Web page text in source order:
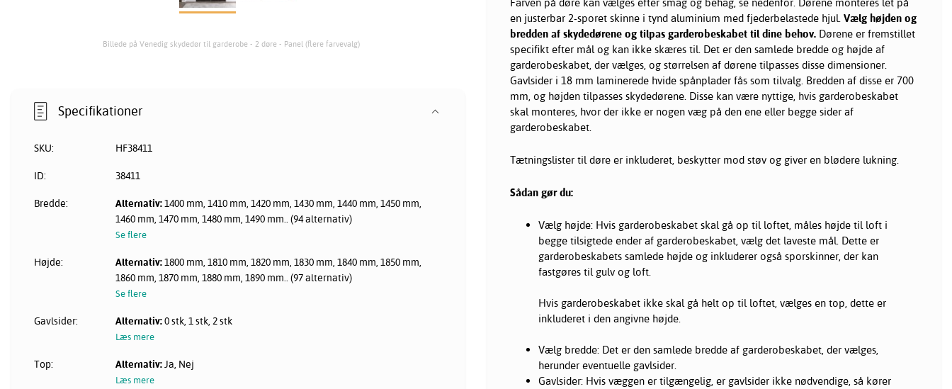
Billede på Venedig skydedør til garderobe - 2 døre - Panel (flere farvevalg)
en justerbar 2-sporet skinne i tynd aluminium med fjederbelastede hjul. Vælg højden og
bredden af skydedørene og tilpas garderobeskabet til dine behov. Dørene er fremstillet
specifikt efter mål og kan ikke skæres til. Det er den samlede bredde og højde af
garderobeskabet, der vælges, og størrelsen af dørene tilpasses disse dimensioner.
Gavlsider i 18 mm laminerede hvide spånplader fås som tilvalg. Bredden af disse er 700
mm, og højden tilpasses skydedørene. Disse kan være nyttige, hvis garderobeskabet
skal monteres, hvor der ikke er nogen væg på den ene eller begge sider af
garderobeskabet.
Tætningslister til døre er inkluderet, beskytter mod støv og giver en blødere lukning.
Sådan gør du:
Vælg højde: Hvis garderobeskabet skal gå op til loftet, måles højde til loft i
begge tilsigtede ender af garderobeskabet, vælg det laveste mål. Dette er
garderobeskabets samlede højde og inkluderer også sporskinner, der kan
fastgøres til gulv og loft.
Hvis garderobeskabet ikke skal gå helt op til loftet, vælges en top, dette er
inkluderet i den angivne højde.
Vælg bredde: Det er den samlede bredde af garderobeskabet, der vælges,
herunder eventuelle gavlsider.
Gavlsider: Hvis væggen er tilgængelig, er gavlsider ikke nødvendige, så kører
Specifikationer
SKU: HF38411
ID: 38411
Bredde: Alternativ:1400 mm, 1410 mm, 1420 mm, 1430 mm, 1440 mm, 1450 mm,
1460 mm, 1470 mm, 1480 mm, 1490 mm.. (94 alternativ)
Se flere
Højde: Alternativ:1800 mm, 1810 mm, 1820 mm, 1830 mm, 1840 mm, 1850 mm,
1860 mm, 1870 mm, 1880 mm, 1890 mm.. (97 alternativ)
Se flere
Gavlsider: Alternativ:0 stk, 1 stk, 2 stk
Læs mere
Top: Alternativ: Ja, Nej
Læs mere